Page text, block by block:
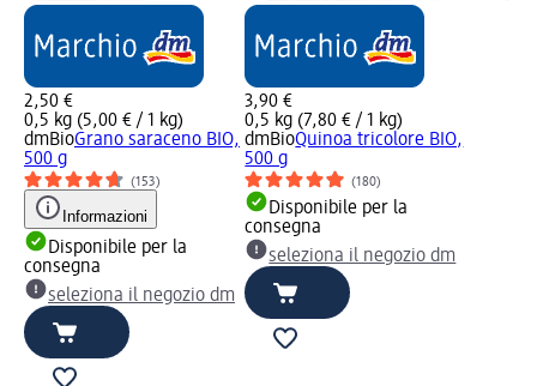
2,50 €
0,5 kg (5,00 € / 1 kg)
dmBioGrano saraceno BIO,
500 g
(153)
Informazioni
Disponibile per la
consegna
seleziona il negozio dm
3,90 €
0,5 kg (7,80 € / 1 kg)
dmBioQuinoa tricolore BIO,
500 g
(180)
Disponibile per la
consegna
seleziona il negozio dm